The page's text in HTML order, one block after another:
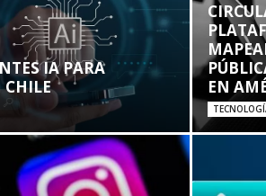
IA PARA
CHILE
EN